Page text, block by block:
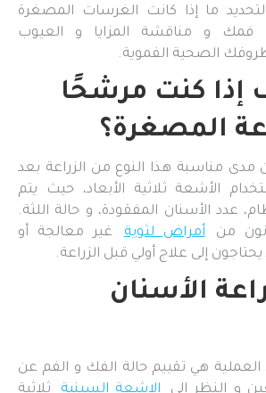
ما إذا كانت الغرسات المصغرة
فمك و مناقشة المزايا و العيوب
الصحية الفموية.
إذا كنت مرشحًا
المصغرة؟
مدى مناسبة هذا النوع من الزراعة بعد
الأشعة ثلاثية الأبعاد، حيث يتم
عدد الأسنان المفقودة، و حالة اللثة.
من
أمراض لثوية
غير معالجة أو
إلى علاج أولي قبل الزراعة.
الأسنان
العملية هي تقييم حالة الفك و الفم عن
و النظر الى
الاشعة السينية ثلاثية